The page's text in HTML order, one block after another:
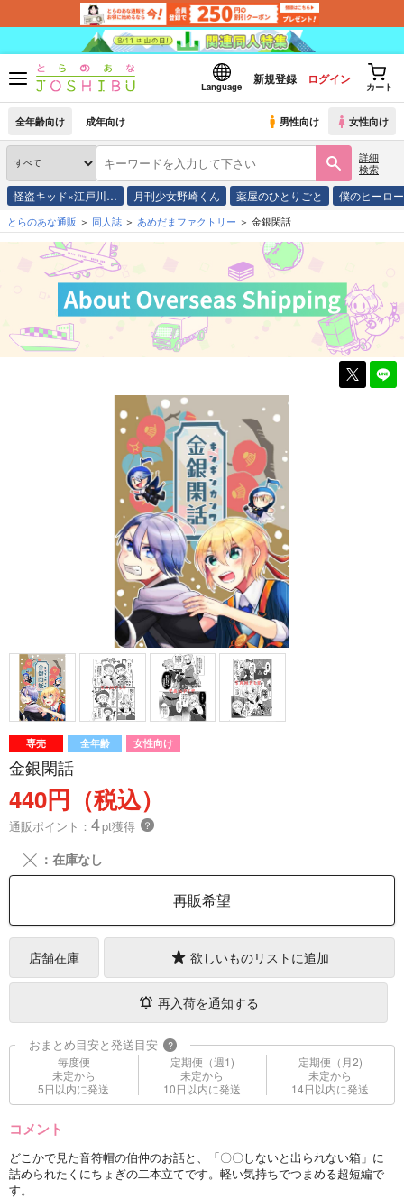
Language
新規登録 ログイン
カート
全年齢向け 成年向け 男性向け 女性向け
詳細
検索
怪盗キッド×江戸川… 月刊少女野崎くん 薬屋のひとりごと 僕のヒーロ
とらのあな通販 同人誌 あめだまファクトリー 金銀閑話
専売 全年齢 女性向け
金銀閑話
440円（税込）
通販ポイント： 4pt獲得 ？
╳ ：在庫なし
再販希望
店舗在庫 欲しいものリストに追加
再入荷を通知する
おまとめ目安と発送目安 ?
毎度便
未定から
5日以内に発送
定期便（週1)
未定から
10日以内に発送
定期便（月2)
未定から
14日以内に発送
コメント
どこかで見た音符帽の伯仲のお話と、「〇〇しないと出られない箱」に
詰められたくにちょぎの二本立てです。軽い気持ちでつまめる超短編で
す。